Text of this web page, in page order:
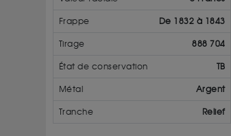
Frappe De 1832 à 1843
Tirage 888 704
État de conservation TB
Métal Argent
Tranche Relief